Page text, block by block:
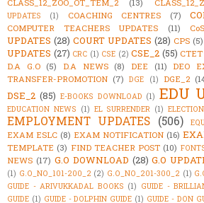
CLASS_12_ZOO_OT_TEM_2
(13)
UPDATES
(1) COACHING CENTRES (7)
COMPUTER TEACHERS UPDATES (11)
UPDATES (28) COURT UPDATES (28) CPS (5)
UPDATES (27) CRC (1) CSE (2) CSE_2 (55) CTET
D.A G.O (5) D.A NEWS (8) DEE (11) DEO
TRANSFER-PROMOTION (7) DGE (1) DGE_2
DSE_2 (85) E-BOOKS DOWNLOAD (1) EDU
EDUCATION NEWS (1) EL SURRENDER (1) ELECTION
EMPLOYMENT UPDATES (506)
EXAM ESLC (8) EXAM NOTIFICATION (16)
TEMPLATE (3) FIND TEACHER POST (10)
NEWS (17) G.O DOWNLOAD (28) G.O
(1) G.O_NO_101-200_2 (2) G.O_NO_201-300_2 (1)
GUIDE - ARIVUKKADAL BOOKS (1) GUIDE -
GUIDE (1) GUIDE - DOLPHIN GUIDE (1) GUIDE - DON